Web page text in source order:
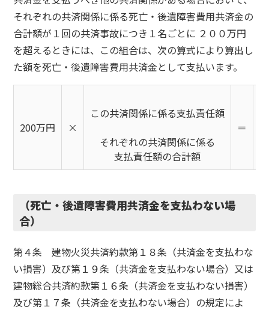
それぞれの共済関係に係る死亡・後遺障害費用共済金の
合計額が１回の共済事故につき１名ごとに ２００万円
を超えるときには、この組合は、次の算式により算出し
た額を死亡・後遺障害費用共済金として支払います。
200万円 ×
この共済関係に係る支払責任額
それぞれの共済関係に係る
支払責任額の合計額
＝
（死亡・後遺障害費用共済金を支払わない場
合）
第４条 建物火災共済約款第１８条（共済金を支払わな
い損害）及び第１９条（共済金を支払わない場合）又は
建物総合共済約款第１６条（共済金を支払わない損害）
及び第１７条（共済金を支払わない場合）の規定によ